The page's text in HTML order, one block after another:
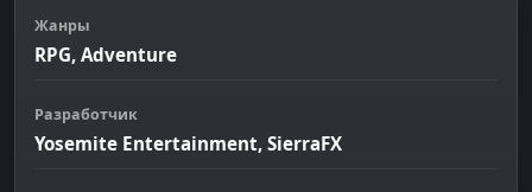
Жанры
RPG, Adventure
Разработчик
Yosemite Entertainment, SierraFX